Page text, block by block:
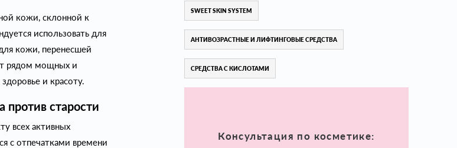
кожи, склонной к
использовать для
кожи, перенесшей
рядом мощных и
и красоту.
против старости
всех активных
с отпечатками времени
SWEET SKIN SYSTEM
АНТИВОЗРАСТНЫЕ И ЛИФТИНГОВЫЕ СРЕДСТВА
СРЕДСТВА С КИСЛОТАМИ
Консультация по косметике: